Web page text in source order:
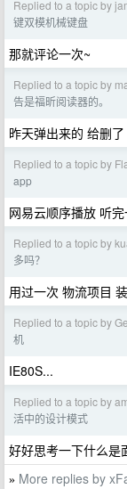
Replied to a topic by
键双模机械键盘
那就评论一次~
Replied to a topic by
告是福昕阅读器的。
昨天弹出来的 给删
Replied to a topic by
app
网易云顺序播放 听
Replied to a topic by
多吗？
用过一次 物流项目
Replied to a topic by
机
IE80S...
Replied to a topic by
活中的设计模式
好好思考一下什么是
» More replies by